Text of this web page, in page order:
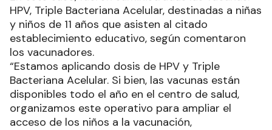
HPV, Triple Bacteriana Acelular, destinadas a niñas
y niños de 11 años que asisten al citado
establecimiento educativo, según comentaron
los vacunadores.
“Estamos aplicando dosis de HPV y Triple
Bacteriana Acelular. Si bien, las vacunas están
disponibles todo el año en el centro de salud,
organizamos este operativo para ampliar el
acceso de los niños a la vacunación,